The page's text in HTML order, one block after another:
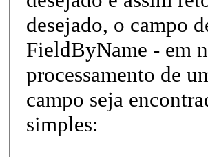
desejado, o campo
FieldByName - em
processamento de
campo seja
simples: